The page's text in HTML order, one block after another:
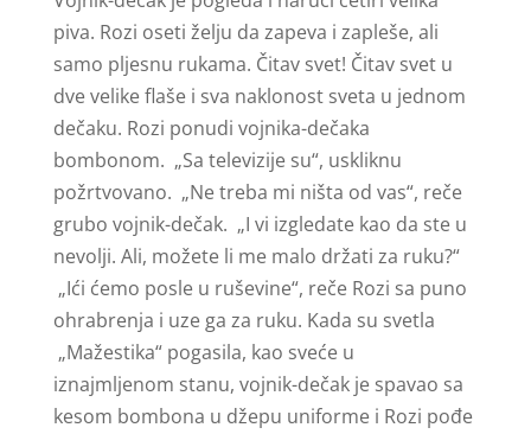
piva. Rozi oseti želju da zapeva i zapleše, ali
samo pljesnu rukama. Čitav svet! Čitav svet u
dve velike flaše i sva naklonost sveta u jednom
dečaku. Rozi ponudi vojnika-dečaka
bombonom. „Sa televizije su“, uskliknu
požrtvovano. „Ne treba mi ništa od vas“, reče
grubo vojnik-dečak. „I vi izgledate kao da ste u
nevolji. Ali, možete li me malo držati za ruku?“
„Ići ćemo posle u ruševine“, reče Rozi sa puno
ohrabrenja i uze ga za ruku. Kada su svetla
„Mažestika“ pogasila, kao sveće u
iznajmljenom stanu, vojnik-dečak je spavao sa
kesom bombona u džepu uniforme i Rozi pođe